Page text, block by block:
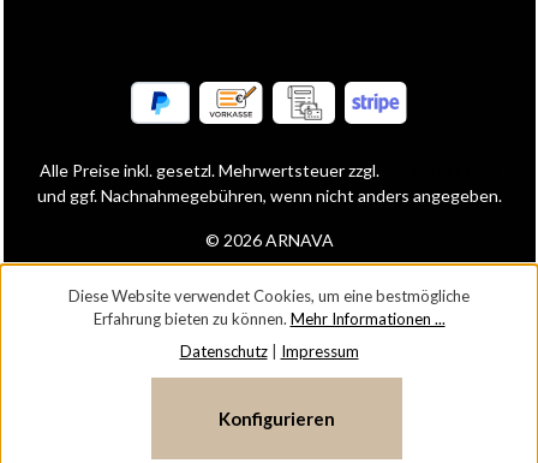
© 2026 ARNAVA
Alle Preise inkl. gesetzl. Mehrwertsteuer zzgl.
und ggf. Nachnahmegebühren, wenn nicht anders angegeben.
Diese Website verwendet Cookies, um eine bestmögliche
Erfahrung bieten zu können. Mehr Informationen ...
Datenschutz| Impressum
Konfigurieren